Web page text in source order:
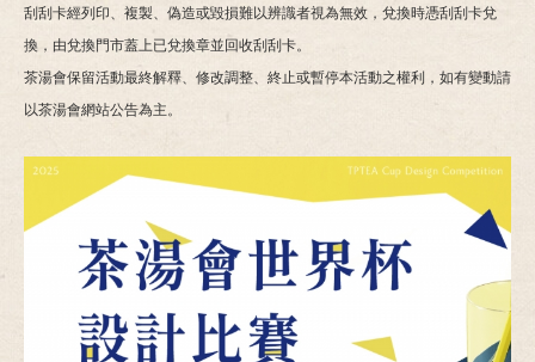
刮刮卡經列印、複製、偽造或毀損難以辨識者視為無效，兌換時憑刮刮卡兌
換，由兌換門市蓋上已兌換章並回收刮刮卡。
茶湯會保留活動最終解釋、修改調整、終止或暫停本活動之權利，如有變動請
以茶湯會網站公告為主。